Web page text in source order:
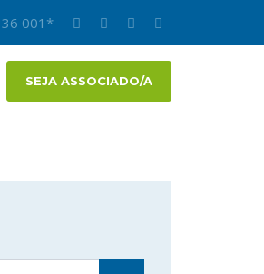
001*
SEJA ASSOCIADO/A